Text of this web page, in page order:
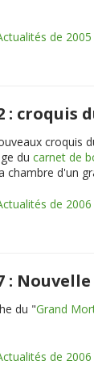
de 2005
:
croquis
du carnet de
chambre d'un
de 2006
:
du "Grand
de 2006